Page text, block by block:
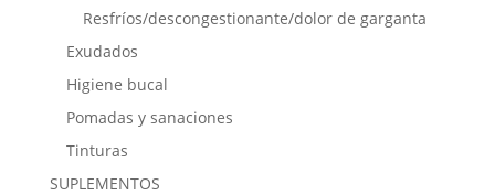
Resfríos/descongestionante/dolor de garganta
Exudados
Higiene bucal
Pomadas y sanaciones
Tinturas
SUPLEMENTOS